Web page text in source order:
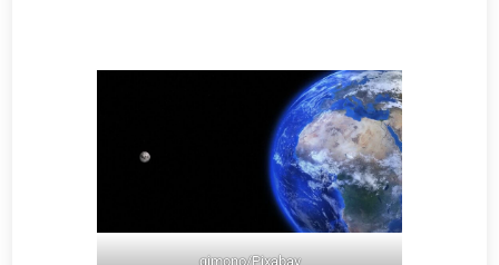
qimono/Pixabay